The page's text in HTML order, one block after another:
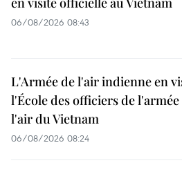
06/08/2026 08:43
L'Armée de l'air indienne en
l'École des officiers de l'armée
l'air du Vietnam
06/08/2026 08:24